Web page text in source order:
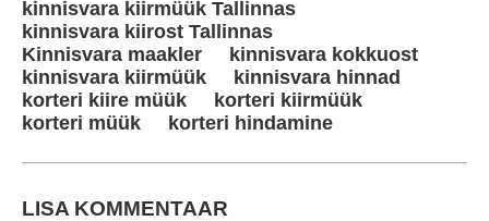
kinnisvara kiirmüük Tallinnas
kinnisvara kiirost Tallinnas
Kinnisvara maakler
kinnisvara kokkuost
kinnisvara kiirmüük
kinnisvara hinnad
korteri kiire müük
korteri kiirmüük
korteri müük
korteri hindamine
LISA KOMMENTAAR